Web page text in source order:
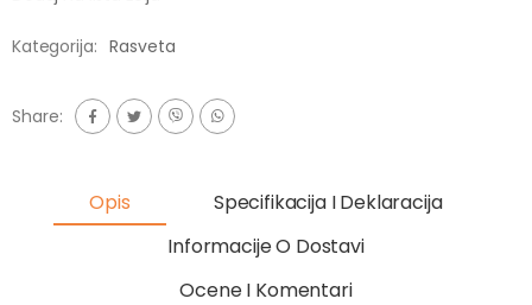
Kategorija: Rasveta
Share:
Opis
Specifikacija I Deklaracija
Informacije O Dostavi
Ocene I Komentari